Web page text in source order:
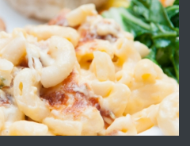
строителни работници
преди 3 години
Под Наем